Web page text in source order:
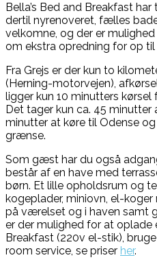
Bella’s Bed and Breakfast
dertil nyrenoveret, fælles
velkomne, og der er
om ekstra opredning for op
Fra Grejs er der kun to
(Herning-motorvejen),
ligger kun 10 minutters kørsel
Det tager kun ca. 45 minutter
minutter at køre til Odense
grænse.
Som gæst har du også
består af en have med
børn. Et lille opholdsrum og
kogeplader, miniovn, el-
på værelset og i haven samt
er der mulighed for at oplade
Breakfast (220v el-stik),
room service, se priser her.